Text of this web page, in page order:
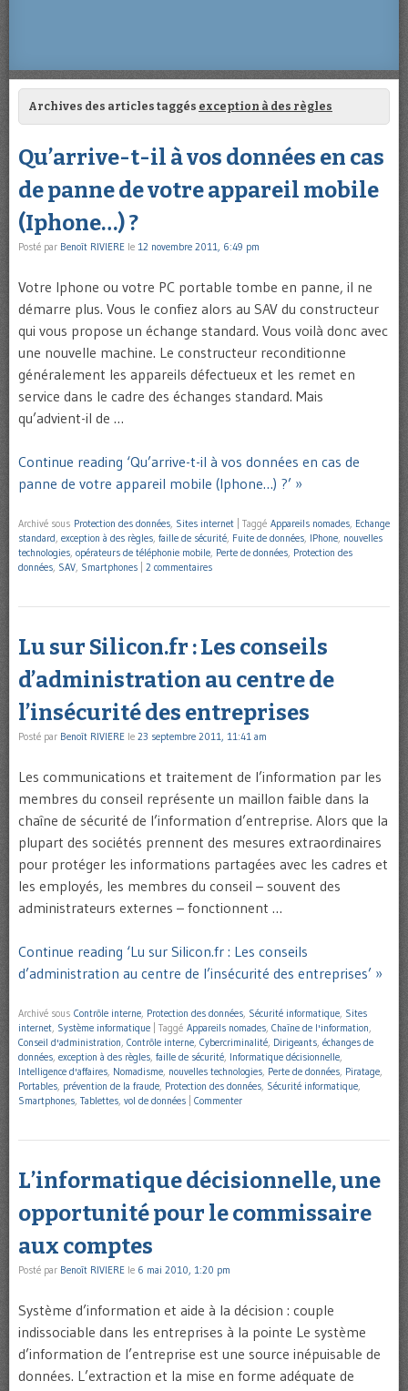
Archives des articles taggés exception à des règles
Qu’arrive-t-il à vos données en cas
de panne de votre appareil mobile
(Iphone…) ?
Posté par Benoît RIVIERE le 12 novembre 2011, 6:49 pm
Votre Iphone ou votre PC portable tombe en panne, il ne
démarre plus. Vous le confiez alors au SAV du constructeur
qui vous propose un échange standard. Vous voilà donc avec
une nouvelle machine. Le constructeur reconditionne
généralement les appareils défectueux et les remet en
service dans le cadre des échanges standard. Mais
qu’advient-il de …
Continue reading ‘Qu’arrive-t-il à vos données en cas de
panne de votre appareil mobile (Iphone…) ?’ »
Archivé sous Protection des données, Sites internet Taggé Appareils nomades, Echange
standard, exception à des règles, faille de sécurité, Fuite de données, IPhone, nouvelles
technologies, opérateurs de téléphonie mobile, Perte de données, Protection des
données, SAV, Smartphones 2 commentaires
Lu sur Silicon.fr : Les conseils
d’administration au centre de
l’insécurité des entreprises
Posté par Benoît RIVIERE le 23 septembre 2011, 11:41 am
Les communications et traitement de l’information par les
membres du conseil représente un maillon faible dans la
chaîne de sécurité de l’information d’entreprise. Alors que la
plupart des sociétés prennent des mesures extraordinaires
pour protéger les informations partagées avec les cadres et
les employés, les membres du conseil – souvent des
administrateurs externes – fonctionnent …
Continue reading ‘Lu sur Silicon.fr : Les conseils
d’administration au centre de l’insécurité des entreprises’ »
Archivé sous Contrôle interne, Protection des données, Sécurité informatique, Sites
internet, Système informatique Taggé Appareils nomades, Chaîne de l'information,
Conseil d'administration, Contrôle interne, Cybercriminalité, Dirigeants, échanges de
données, exception à des règles, faille de sécurité, Informatique décisionnelle,
Intelligence d'affaires, Nomadisme, nouvelles technologies, Perte de données, Piratage,
Portables, prévention de la fraude, Protection des données, Sécurité informatique,
Smartphones, Tablettes, vol de données Commenter
L’informatique décisionnelle, une
opportunité pour le commissaire
aux comptes
Posté par Benoît RIVIERE le 6 mai 2010, 1:20 pm
Système d’information et aide à la décision : couple
indissociable dans les entreprises à la pointe Le système
d’information de l’entreprise est une source inépuisable de
données. L’extraction et la mise en forme adéquate de